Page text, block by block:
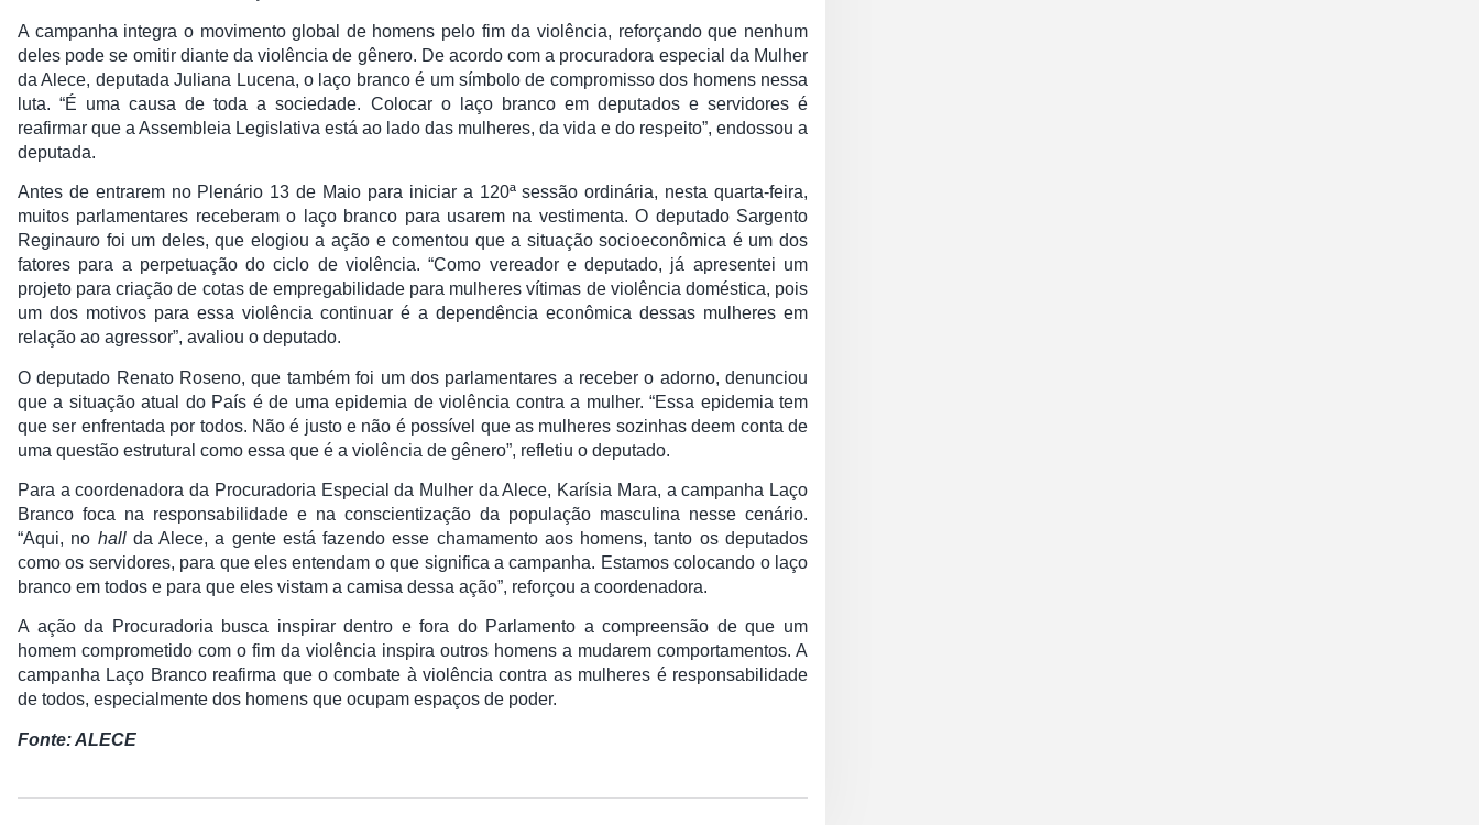
A campanha integra o movimento global de homens pelo fim da violência, reforçando que nenhum
deles pode se omitir diante da violência de gênero. De acordo com a procuradora especial da Mulher
da Alece, deputada Juliana Lucena, o laço branco é um símbolo de compromisso dos homens nessa
luta. “É uma causa de toda a sociedade. Colocar o laço branco em deputados e servidores é
reafirmar que a Assembleia Legislativa está ao lado das mulheres, da vida e do respeito”, endossou a
deputada.
Antes de entrarem no Plenário 13 de Maio para iniciar a 120ª sessão ordinária, nesta quarta-feira,
muitos parlamentares receberam o laço branco para usarem na vestimenta. O deputado Sargento
Reginauro foi um deles, que elogiou a ação e comentou que a situação socioeconômica é um dos
fatores para a perpetuação do ciclo de violência. “Como vereador e deputado, já apresentei um
projeto para criação de cotas de empregabilidade para mulheres vítimas de violência doméstica, pois
um dos motivos para essa violência continuar é a dependência econômica dessas mulheres em
relação ao agressor”, avaliou o deputado.
O deputado Renato Roseno, que também foi um dos parlamentares a receber o adorno, denunciou
que a situação atual do País é de uma epidemia de violência contra a mulher. “Essa epidemia tem
que ser enfrentada por todos. Não é justo e não é possível que as mulheres sozinhas deem conta de
uma questão estrutural como essa que é a violência de gênero”, refletiu o deputado.
Para a coordenadora da Procuradoria Especial da Mulher da Alece, Karísia Mara, a campanha Laço
Branco foca na responsabilidade e na conscientização da população masculina nesse cenário.
“Aqui, no hallda Alece, a gente está fazendo esse chamamento aos homens, tanto os deputados
como os servidores, para que eles entendam o que significa a campanha. Estamos colocando o laço
branco em todos e para que eles vistam a camisa dessa ação”, reforçou a coordenadora.
A ação da Procuradoria busca inspirar dentro e fora do Parlamento a compreensão de que um
homem comprometido com o fim da violência inspira outros homens a mudarem comportamentos. A
campanha Laço Branco reafirma que o combate à violência contra as mulheres é responsabilidade
de todos, especialmente dos homens que ocupam espaços de poder.
Fonte: ALECE